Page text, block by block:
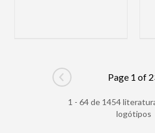
Go to previous page
Page 1 of
1 - 64 de 1454
logótipos